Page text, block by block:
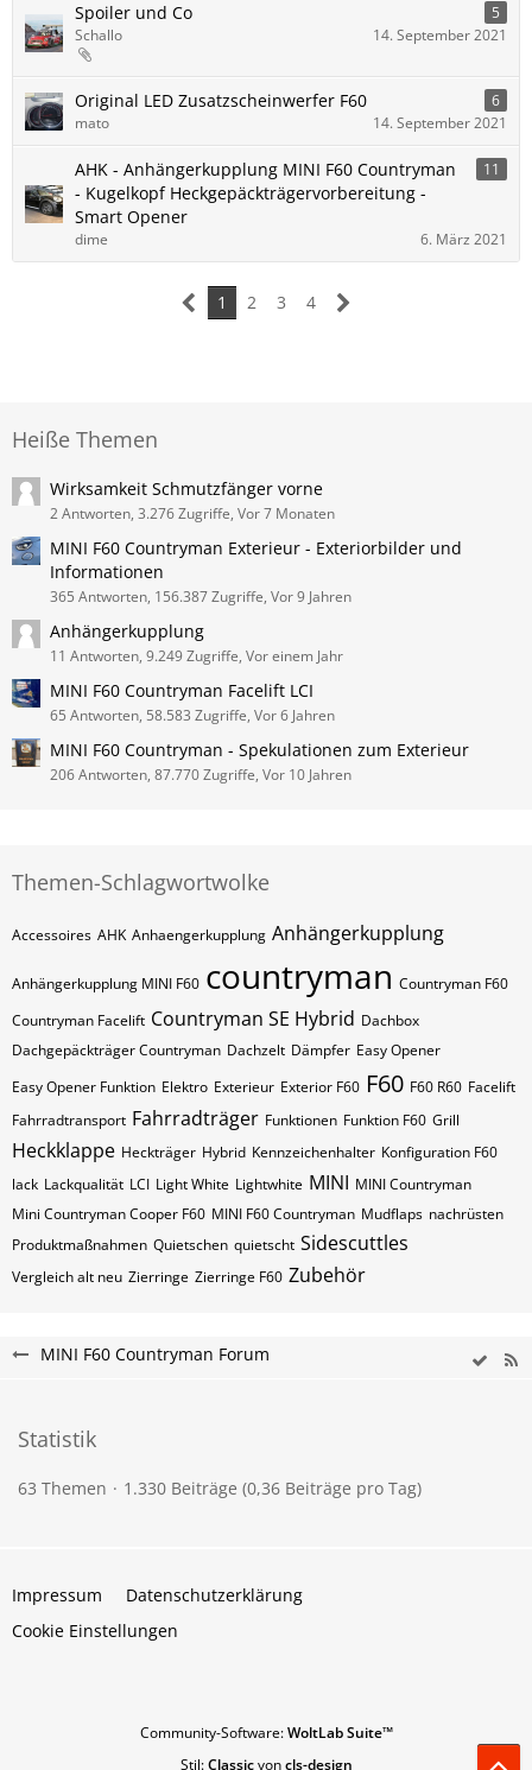
Spoiler und Co
5
Schallo
14. September 2021
Original LED Zusatzscheinwerfer F60
6
mato
14. September 2021
AHK - Anhängerkupplung MINI F60 Countryman
- Kugelkopf Heckgepäckträgervorbereitung -
Smart Opener
11
dime 6. März 2021
1 2 3 4
Heiße Themen
Wirksamkeit Schmutzfänger vorne
2 Antworten, 3.276 Zugriffe, Vor 7 Monaten
MINI F60 Countryman Exterieur - Exteriorbilder und
Informationen
365 Antworten, 156.387 Zugriffe, Vor 9 Jahren
Anhängerkupplung
11 Antworten, 9.249 Zugriffe, Vor einem Jahr
MINI F60 Countryman Facelift LCI
65 Antworten, 58.583 Zugriffe, Vor 6 Jahren
MINI F60 Countryman - Spekulationen zum Exterieur
206 Antworten, 87.770 Zugriffe, Vor 10 Jahren
Themen-Schlagwortwolke
Accessoires AHK Anhaengerkupplung Anhängerkupplung
Anhängerkupplung MINI F60 countryman Countryman F60
Countryman Facelift Countryman SE Hybrid Dachbox
Dachgepäckträger Countryman Dachzelt Dämpfer Easy Opener
Easy Opener Funktion Elektro Exterieur Exterior F60 F60 F60 R60 Facelift
Fahrradtransport Fahrradträger Funktionen Funktion F60 Grill
Heckklappe Heckträger Hybrid Kennzeichenhalter Konfiguration F60
lack Lackqualität LCI Light White Lightwhite MINI MINI Countryman
Mini Countryman Cooper F60 MINI F60 Countryman Mudflaps nachrüsten
Produktmaßnahmen Quietschen quietscht Sidescuttles
Vergleich alt neu Zierringe Zierringe F60 Zubehör
MINI F60 Countryman Forum
Statistik
63 Themen 1.330 Beiträge (0,36 Beiträge pro Tag)
Impressum
Datenschutzerklärung
Cookie Einstellungen
Community-Software:WoltLab Suite™
Stil:Classicvoncls-design